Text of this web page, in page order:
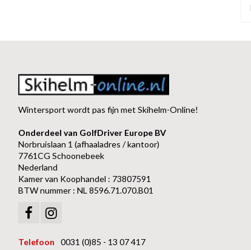
Wintersport wordt pas fijn met Skihelm-Online!
Onderdeel van GolfDriver Europe BV
Norbruislaan 1 (afhaaladres / kantoor)
7761CG Schoonebeek
Nederland
Kamer van Koophandel : 73807591
BTW nummer : NL 8596.71.070.B01
Telefoon
0031 (0)85 - 13 07 417